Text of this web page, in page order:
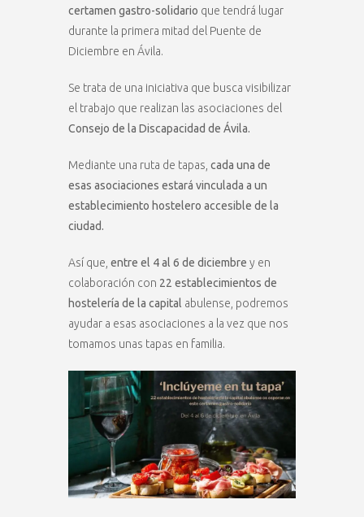
certamen gastro-solidario que tendrá lugar
durante la primera mitad del Puente de
Diciembre en Ávila.
Se trata de una iniciativa que busca visibilizar
el trabajo que realizan las asociaciones del
Consejo de la Discapacidad de Ávila.
Mediante una ruta de tapas, cada una de
esas asociaciones estará vinculada a un
establecimiento hostelero accesible de la
ciudad.
Así que, entre el 4 al 6 de diciembre y en
colaboración con 22 establecimientos de
hostelería de la capital abulense, podremos
ayudar a esas asociaciones a la vez que nos
tomamos unas tapas en familia.